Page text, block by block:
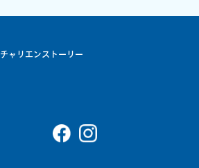
チャリエンストーリー